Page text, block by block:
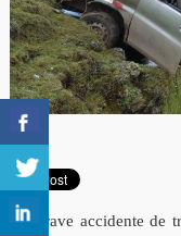
Un grave accidente de